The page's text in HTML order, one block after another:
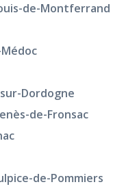
de-Montferrand
Dordogne
de-Fronsac
de-Pommiers